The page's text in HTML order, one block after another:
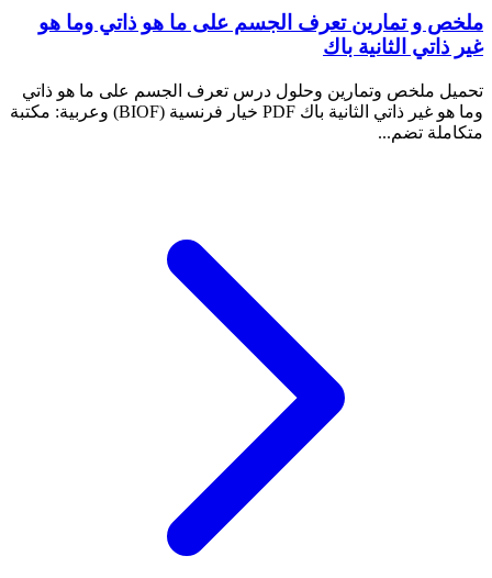
ملخص و تمارين تعرف الجسم على ما هو ذاتي وما هو
غير ذاتي الثانية باك
تحميل ملخص وتمارين وحلول درس تعرف الجسم على ما هو ذاتي
وما هو غير ذاتي الثانية باك PDF خيار فرنسية (BIOF) وعربية: مكتبة
متكاملة تضم...